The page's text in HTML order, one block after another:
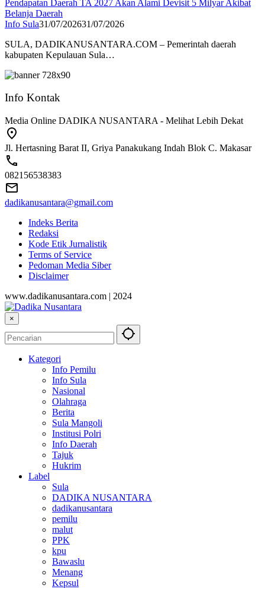
Pendapatan Daerah TA 2027 Akan Alami Devisit 5 Milyar Akibat
Belanja Daerah
Info Sula31/07/202631/07/2026
SULA, DADIKANUSANTARA.COM – Pemerintah daerah
kabupaten Kepulauan Sula…
Info Kontak
Media Online DADIKA NUSANTARA - Melihat Lebih Dekat
Jl. Hertasning Barat II, Griya Panakukang Indah Blok C. Makasar
082156538383
dadikanusantara@gmail.com
Indeks Berita
Redaksi
Kode Etik Jurnalistik
Terms of Service
Pedoman Media Siber
Disclaimer
www.dadikanusantara.com | 2024
×
Kategori
Info Pemilu
Info Sula
Nasional
Olahraga
Berita
Sula Mangoli
Institusi Polri
Info Daerah
Tajuk
Hukrim
Label
Sula
DADIKA NUSANTARA
dadikanusantara
pemilu
malut
PPK
kpu
Bawaslu
Menang
Kepsul